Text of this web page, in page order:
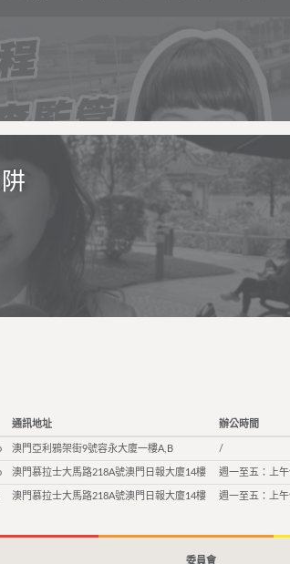
通訊地址 辦公時間
澳門亞利鴉架街9號容永大廈一樓A,B /
澳門慕拉士大馬路218A號澳門日報大廈14樓 週一至五：上
澳門慕拉士大馬路218A號澳門日報大廈14樓 週一至五：上
委員會